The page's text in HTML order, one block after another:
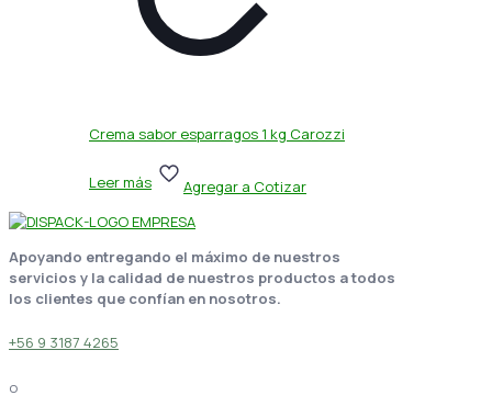
Crema sabor esparragos 1 kg Carozzi
Leer más Agregar a Cotizar
Apoyando entregando el máximo de nuestros
servicios y la calidad de nuestros productos a todos
los clientes que confían en nosotros.
+56 9 3187 4265
o